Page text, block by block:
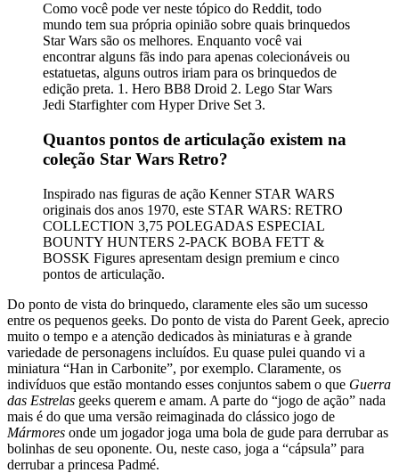
Como você pode ver neste tópico do Reddit, todo
mundo tem sua própria opinião sobre quais brinquedos
Star Wars são os melhores. Enquanto você vai
encontrar alguns fãs indo para apenas colecionáveis ​​ou
estatuetas, alguns outros iriam para os brinquedos de
edição preta. 1. Hero BB8 Droid 2. Lego Star Wars
Jedi Starfighter com Hyper Drive Set 3.
Quantos pontos de articulação existem na
coleção Star Wars Retro?
Inspirado nas figuras de ação Kenner STAR WARS
originais dos anos 1970, este STAR WARS: RETRO
COLLECTION 3,75 POLEGADAS ESPECIAL
BOUNTY HUNTERS 2-PACK BOBA FETT &
BOSSK Figures apresentam design premium e cinco
pontos de articulação.
Do ponto de vista do brinquedo, claramente eles são um sucesso
entre os pequenos geeks. Do ponto de vista do Parent Geek, aprecio
muito o tempo e a atenção dedicados às miniaturas e à grande
variedade de personagens incluídos. Eu quase pulei quando vi a
miniatura “Han in Carbonite”, por exemplo. Claramente, os
indivíduos que estão montando esses conjuntos sabem o que Guerra
das Estrelas geeks querem e amam. A parte do “jogo de ação” nada
mais é do que uma versão reimaginada do clássico jogo de
Mármores onde um jogador joga uma bola de gude para derrubar as
bolinhas de seu oponente. Ou, neste caso, joga a “cápsula” para
derrubar a princesa Padmé.